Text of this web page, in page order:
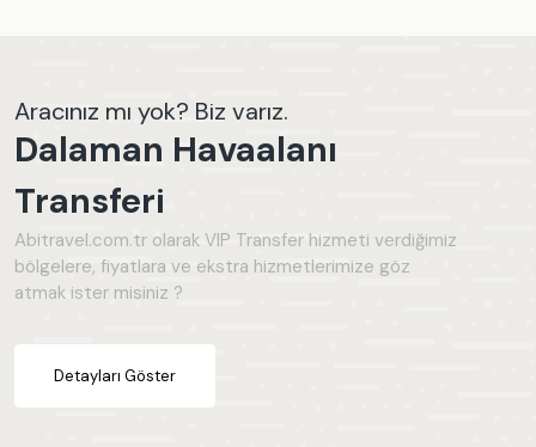
Dalaman
Seydikemer
Dalyan
GENEL ÖZELLIKLER
Jakuzi
Aracınız mı yok? Biz varız.
Dalaman Havaalanı
Transferi
Abitravel.com.tr olarak VIP Transfer hizmeti verdiğimiz
bölgelere, fiyatlara ve ekstra hizmetlerimize göz
atmak ister misiniz ?
Detayları Göster